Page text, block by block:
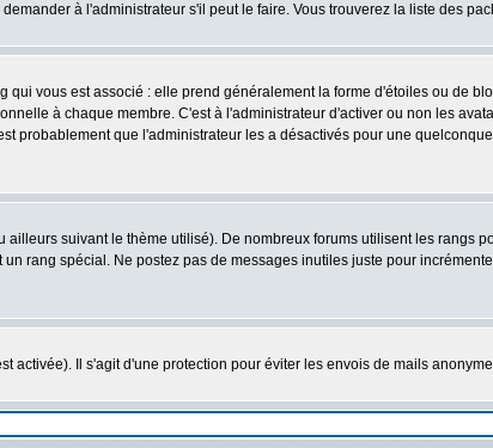
à l'administrateur s'il peut le faire. Vous trouverez la liste des
vous est associé : elle prend généralement la forme d'étoiles ou de
à chaque membre. C'est à l'administrateur d'activer ou non les
probablement que l'administrateur les a désactivés pour une
suivant le thème utilisé). De nombreux forums utilisent les rangs
rang spécial. Ne postez pas de messages inutiles juste pour
activée). Il s'agit d'une protection pour éviter les envois de mails